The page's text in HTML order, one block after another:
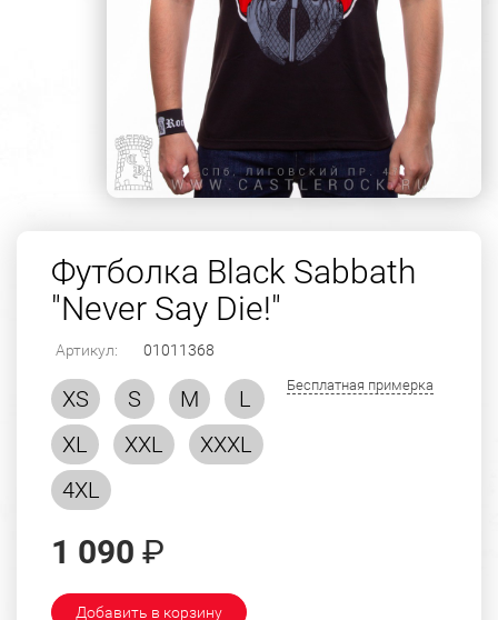
Футболка Black Sabbath
"Never Say Die!"
Артикул: 01011368
XS S M
L
XL
XXL
XXXL
4XL
Бесплатная примерка
1 090 ₽
Добавить в корзину